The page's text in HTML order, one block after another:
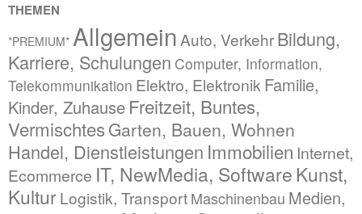
THEMEN
*PREMIUM* Allgemein Auto, VerkehrBildung,
Karriere, Schulungen Computer, Information,
Telekommunikation Elektro, Elektronik Familie,
Kinder, Zuhause Freitzeit, Buntes,
Vermischtes Garten, Bauen, Wohnen
Handel, Dienstleistungen Immobilien Internet,
Ecommerce IT, NewMedia, SoftwareKunst,
KulturLogistik, TransportMaschinenbau Medien,